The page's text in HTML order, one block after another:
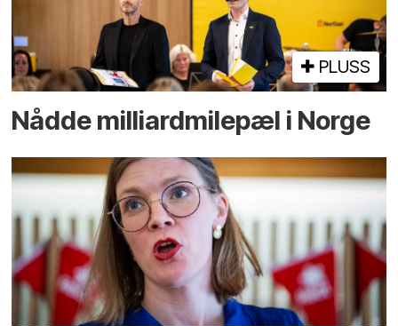
PLUSS
Nådde milliard­­milepæl i Norge